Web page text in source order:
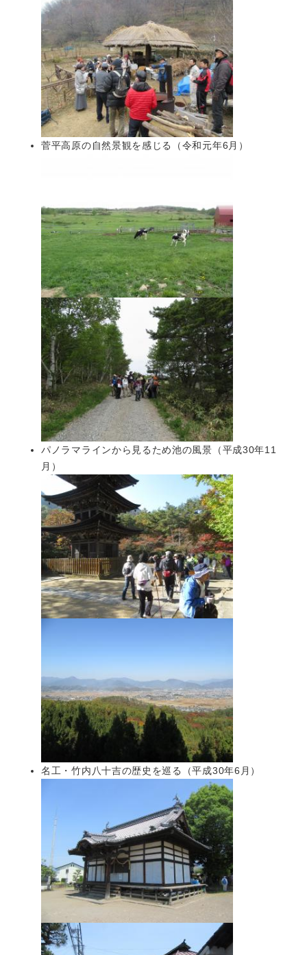
菅平高原の自然景観を感じる（令和元年6月）
パノラマラインから見るため池の風景（平成30年11
月）
名工・竹内八十吉の歴史を巡る（平成30年6月）